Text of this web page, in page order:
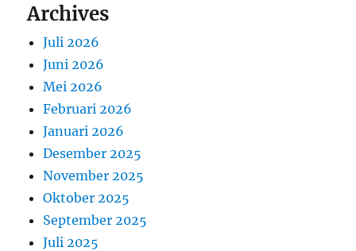
Archives
Juli 2026
Juni 2026
Mei 2026
Februari 2026
Januari 2026
Desember 2025
November 2025
Oktober 2025
September 2025
Juli 2025